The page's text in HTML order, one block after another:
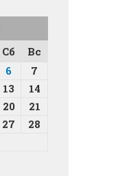
Сб
Вс
6
7
13
14
20
21
27
28